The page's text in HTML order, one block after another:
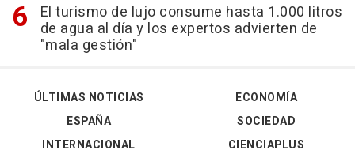
El turismo de lujo consume hasta 1.000 litros
de agua al día y los expertos advierten de
"mala gestión"
ÚLTIMAS NOTICIAS
ESPAÑA
INTERNACIONAL
ECONOMÍA
SOCIEDAD
CIENCIAPLUS